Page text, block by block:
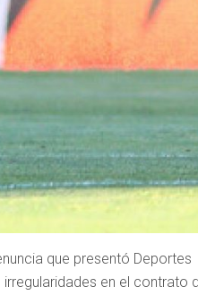
que presentó Deportes
irregularidades en el contrato